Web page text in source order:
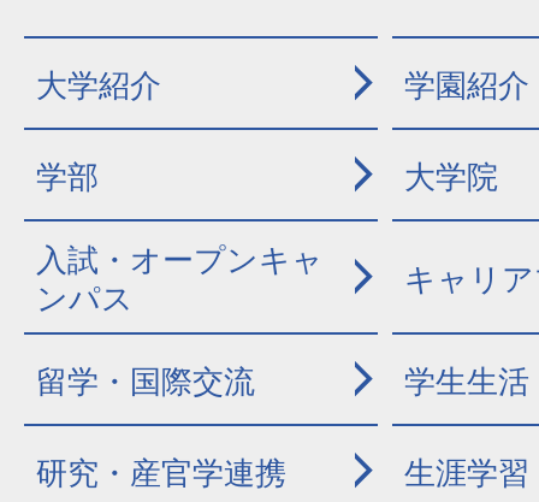
大学紹介 学園紹介
学部 大学院
入試・オープンキャ
ンパス
キャリ
留学・国際交流 学生生活
研究・産官学連携 生涯学習